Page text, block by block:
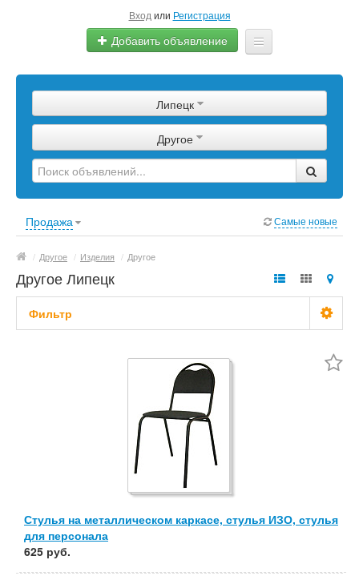
Вход или Регистрация
Добавить объявление
Сырье
Изделия
Оборудование
Липецк
Другое
Продажа Самые новые
/ Другое / Изделия / Другое
Другое Липецк
Фильтр
Применить Сбросить фильтр
Стулья на металлическом каркасе, стулья ИЗО, стулья
для персонала
625 руб.